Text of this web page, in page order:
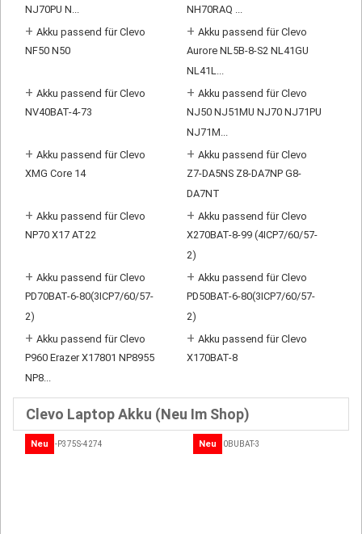
NJ70PU N...
NH70RAQ ...
+ Akku passend für Clevo
NF50 N50
+ Akku passend für Clevo
Aurore NL5B-8-S2 NL41GU
NL41L...
+ Akku passend für Clevo
NV40BAT-4-73
+ Akku passend für Clevo
NJ50 NJ51MU NJ70 NJ71PU
NJ71M...
+ Akku passend für Clevo
XMG Core 14
+ Akku passend für Clevo
Z7-DA5NS Z8-DA7NP G8-
DA7NT
+ Akku passend für Clevo
NP70 X17 AT22
+ Akku passend für Clevo
X270BAT-8-99 (4ICP7/60/57-
2)
+ Akku passend für Clevo
PD70BAT-6-80(3ICP7/60/57-
2)
+ Akku passend für Clevo
PD50BAT-6-80(3ICP7/60/57-
2)
+ Akku passend für Clevo
P960 Erazer X17801 NP8955
NP8...
+ Akku passend für Clevo
X170BAT-8
Clevo Laptop Akku (Neu Im Shop)
Neu Neu